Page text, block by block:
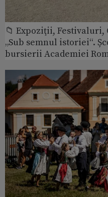
📁 Expoziţii, Festivaluri,
„Sub semnul istoriei“.
bursierii Academiei